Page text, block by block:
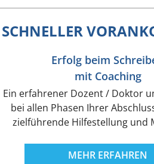
SCHNELLER
Erfolg beim
mit Coaching
Ein erfahrener Dozent / Doktor
bei allen Phasen Ihrer
zielführende Hilfestellung und
MEHR ERFAHREN